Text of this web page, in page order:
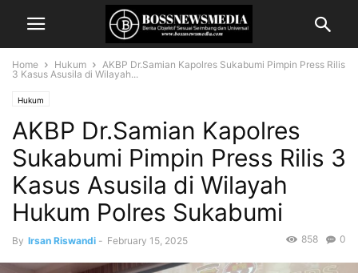
Home Hukum
AKBP Dr.Samian Kapolres Sukabumi Pimpin Press Rilis
3 Kasus Asusila di Wilayah...
Hukum
AKBP Dr.Samian Kapolres
Sukabumi Pimpin Press Rilis 3
Kasus Asusila di Wilayah
Hukum Polres Sukabumi
By Irsan Riswandi - February 15, 2025 0
858